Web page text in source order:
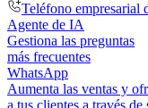
Teléfono empresarial
Agente de IA
Gestiona las preguntas
más frecuentes
WhatsApp
Aumenta las ventas y
a tus clientes a través de